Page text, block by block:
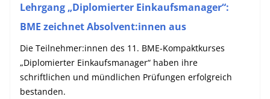
Lehrgang „Diplomierter Einkaufsmanager“:
BME zeichnet Absolvent:innen aus
Die Teilnehmer:innen des 11. BME-Kompaktkurses
„Diplomierter Einkaufsmanager“ haben ihre
schriftlichen und mündlichen Prüfungen erfolgreich
bestanden.